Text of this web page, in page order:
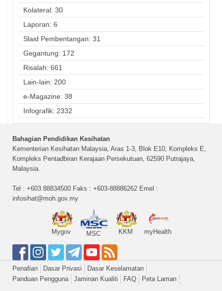
Kolateral: 30
Laporan: 6
Slaid Pembentangan: 31
Gegantung: 172
Risalah: 661
Lain-lain: 200
e-Magazine: 38
Infografik: 2332
Bahagian Pendidikan Kesihatan
Kementerian Kesihatan Malaysia, Aras 1-3, Blok E10, Kompleks E,
Kompleks Pentadbiran Kerajaan Persekutuan, 62590 Putrajaya,
Malaysia.
Tel : +603 88834500 Faks : +603-88886262 Emel :
infosihat@moh.gov.my
Mygov MSC KKM myHealth
Penafian Dasar Privasi
Dasar Keselamatan
Panduan Pengguna
Jaminan Kualiti FAQ Peta Laman